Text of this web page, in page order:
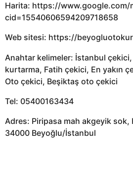
Harita: https://www.google.com/
cid=15540606594209718658
Web sitesi: https://
Anahtar kelimeler: İstanbul
kurtarma, Fatih çekici, En yakın
Oto çekici, Beşiktaş oto çekici
Tel: 05400163434
Adres: Piripasa mah akgeyik sok,
34000 Beyoğlu/İstanbul